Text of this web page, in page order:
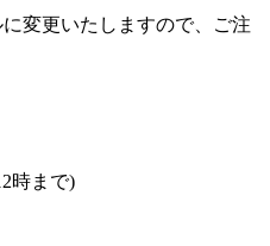
変更いたしますので、ご注
時まで)